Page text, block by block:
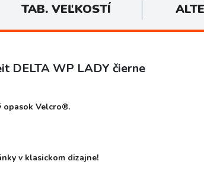
TAB. VEĽKOSTÍ
DELTA WP LADY čierne
opasok Velcro®.
v klasickom dizajne!